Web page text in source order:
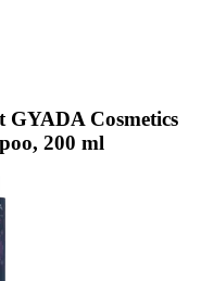
GYADA Cosmetics
200 ml